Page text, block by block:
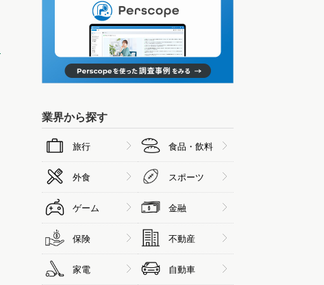
業界から探す
旅行 食品・飲料
外食 スポーツ
ゲーム 金融
保険 不動産
家電 自動車